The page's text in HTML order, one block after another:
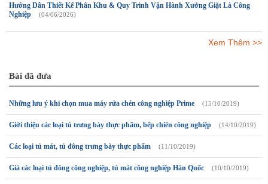
Hướng Dẫn Thiết Kế Phân Khu & Quy Trình Vận Hành Xưởng Giặt Là Công
Nghiệp
(04/06/2026)
Xem Thêm >>
Bài đã đưa
Những lưu ý khi chọn mua máy rửa chén công nghiệp Prime (15/10/2019)
Giới thiệu các loại tủ trưng bày thực phẩm, bếp chiên công nghiệp (14/10/2019)
Các loại tủ mát, tủ đông trưng bày thực phẩm (11/10/2019)
Giá các loại tủ đông công nghiệp, tủ mát công nghiệp Hàn Quốc (10/10/2019)